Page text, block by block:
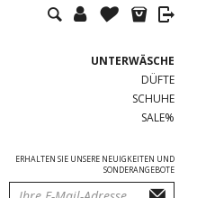
UNTERWÄSCHE
DÜFTE
SCHUHE
SALE%
ERHALTEN SIE UNSERE NEUIGKEITEN UND
SONDERANGEBOTE